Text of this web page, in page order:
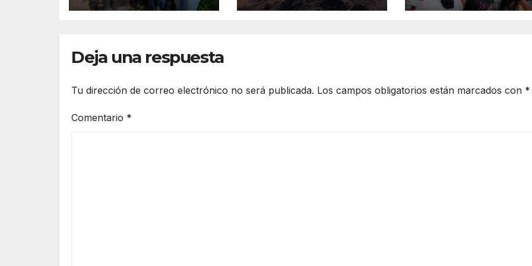
Jornada Nacional
Lázaro Cárdenas
Deja una respuesta
Tu dirección de correo electrónico no será publicada. Los campos obligatorios están marcados con *
Comentario *